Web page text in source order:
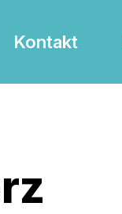
Kontakt